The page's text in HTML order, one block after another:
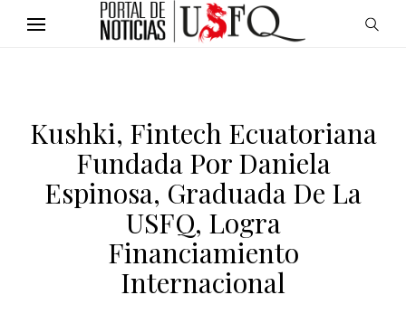
Kushki, Fintech Ecuatoriana
Fundada Por Daniela
Espinosa, Graduada De La
USFQ, Logra
Financiamiento
Internacional